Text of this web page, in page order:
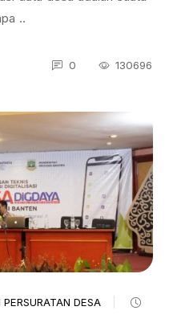
..
0 130696
DESA